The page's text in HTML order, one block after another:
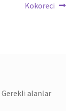
Kokoreci
Gerekli alanlar